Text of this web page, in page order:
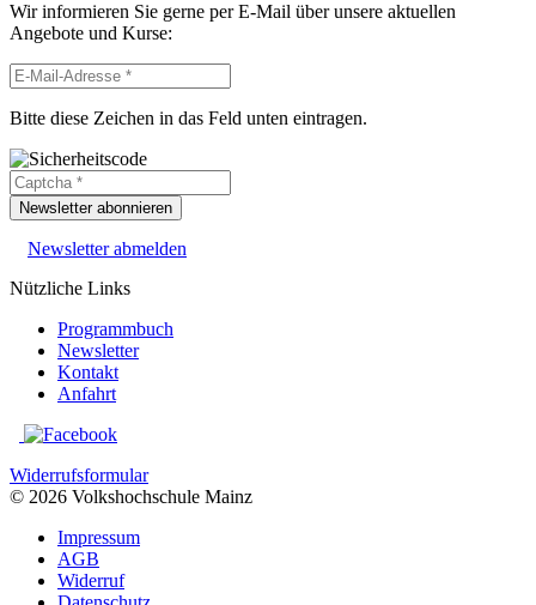
Wir informieren Sie gerne per E-Mail über unsere aktuellen
Angebote und Kurse:
Bitte diese Zeichen in das Feld unten eintragen.
Newsletter abonnieren
Newsletter abmelden
Nützliche Links
Programmbuch
Newsletter
Kontakt
Anfahrt
Widerrufsformular
© 2026 Volkshochschule Mainz
Impressum
AGB
Widerruf